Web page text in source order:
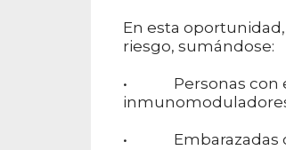
En esta
riesgo, sumándose:
• Personas con
• Embarazadas